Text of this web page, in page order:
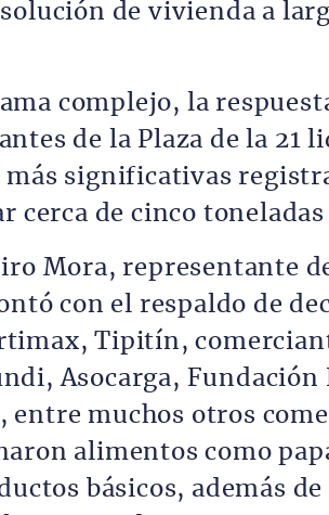
de vivienda a
complejo, la
de la Plaza de la 21
significativas
cerca de cinco toneladas
Mora, representante
con el respaldo de
Tipitín,
Asocarga, Fundación
entre muchos otros
alimentos como
básicos, además